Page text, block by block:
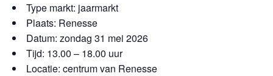
Type markt: jaarmarkt
Plaats: Renesse
Datum: zondag 31 mei 2026
Tijd: 13.00 – 18.00 uur
Locatie: centrum van Renesse